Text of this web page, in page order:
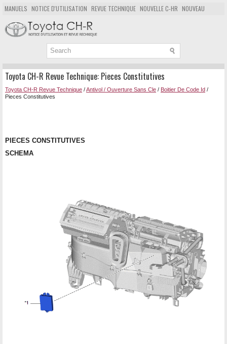
MANUELS NOTICE D'UTILISATION REVUE TECHNIQUE NOUVELLE C-HR NOUVEAU
POPULAIRE
PLAN DU SITE CHERCHER
Toyota CH-R Revue Technique: Pieces Constitutives
Toyota CH-R Revue Technique /Antivol / Ouverture Sans Cle / Boitier De Code Id /
Pieces Constitutives
PIECES CONSTITUTIVES
SCHEMA